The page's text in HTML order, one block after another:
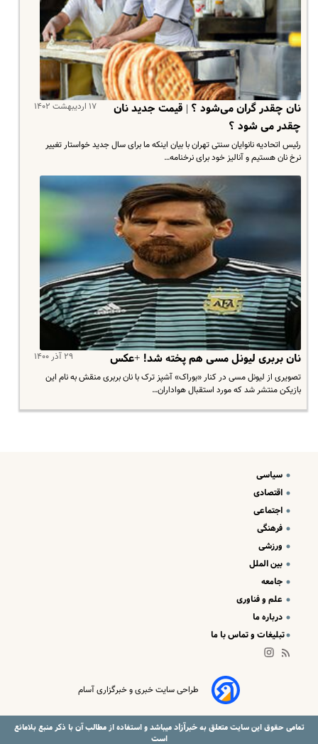
۱۷ اردیبهشت ۱۴۰۲
نان چقدر گران می‌شود ؟ | قیمت جدید نان
چقدر می شود ؟
رئیس اتحادیه نانوایان سنتی تهران با بیان اینکه ما برای سال جدید خواستار تغییر
نرخ نان هستیم و آنالیز خود برای نرخنامه…
۲۹ آذر ۱۴۰۰ نان بربری لیونل مسی هم پخته شد! +عکس
تصویری از لیونل مسی در کنار «بوراک» آشپز ترک با نان بربری منقش به نام این
بازیکن منتشر شد که مورد استقبال هواداران…
سیاسی
اقتصادی
اجتماعی
فرهنگی
ورزشی
بین الملل
جامعه
علم و فناوری
درباره ما
تبلیغات و تماس با ما
طراحی سایت خبری و خبرگزاری آسام
تمامی حقوق این سایت متعلق بهخبرآزادمیباشد و استفاده از مطالب آن با ذکر منبع بلامانع
است